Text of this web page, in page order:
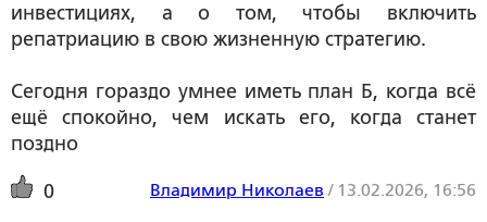
инвестициях, а о том, чтобы включить
репатриацию в свою жизненную стратегию.
Сегодня гораздо умнее иметь план Б, когда всё
ещё спокойно, чем искать его, когда станет
поздно
0 Владимир Николаев / 13.02.2026, 16:56